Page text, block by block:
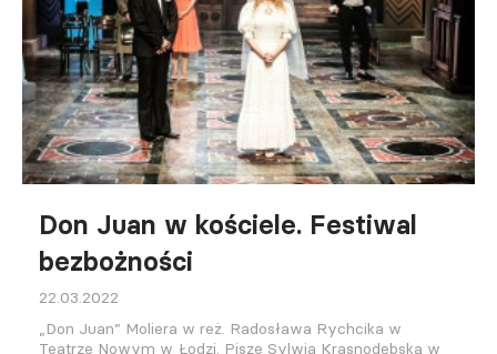
Don Juan w kościele. Festiwal
bezbożności
22.03.2022
„Don Juan” Moliera w reż. Radosława Rychcika w
Teatrze Nowym w Łodzi. Pisze Sylwia Krasnodębska w